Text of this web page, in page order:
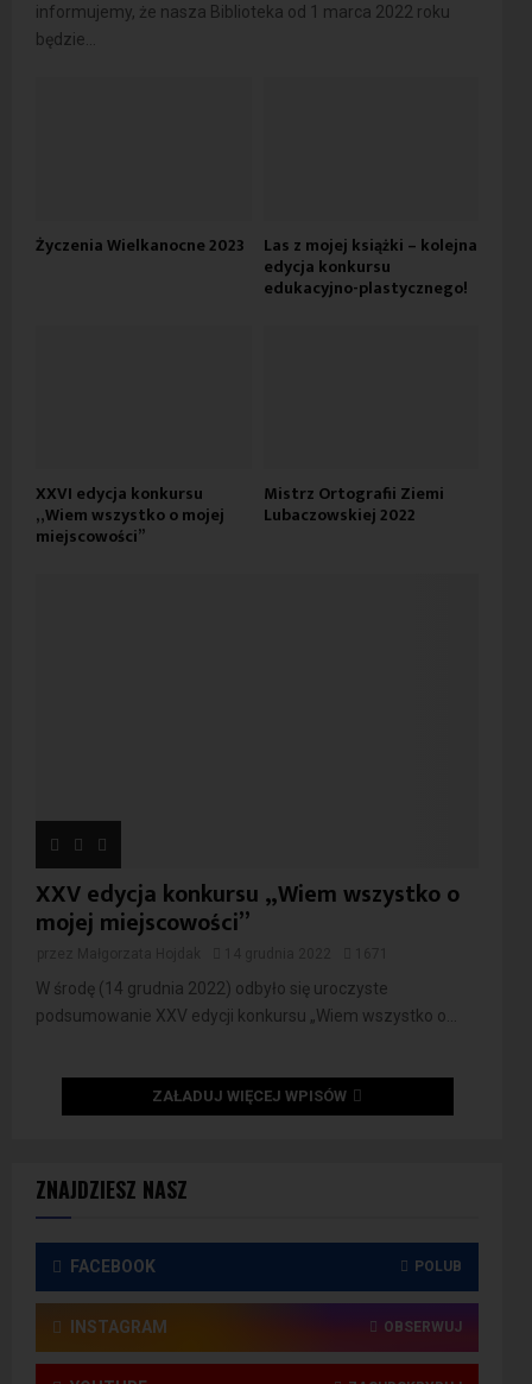
ZNAJDZIESZ NASZ
FACEBOOK POLUB
INSTAGRAM OBSERWUJ
informujemy, że nasza Biblioteka od 1 marca 2022 roku
będzie...
Życzenia Wielkanocne 2023 Las z mojej książki – kolejna
edycja konkursu
edukacyjno-plastycznego!
XXVI edycja konkursu
„Wiem wszystko o mojej
miejscowości”
Mistrz Ortografii Ziemi
Lubaczowskiej 2022
XXV edycja konkursu „Wiem wszystko o
mojej miejscowości”
W środę (14 grudnia 2022) odbyło się uroczyste
podsumowanie XXV edycji konkursu „Wiem wszystko o...
ZAŁADUJ WIĘCEJ WPISÓW